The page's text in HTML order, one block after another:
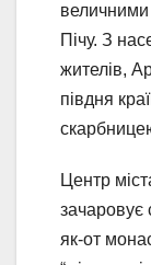
величними
Пічу. З
жителів,
півдня
Центр
зачаровує
як-от